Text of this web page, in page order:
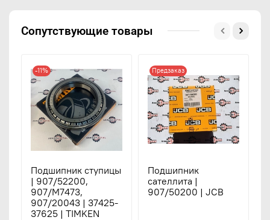
Сопутствующие товары
-11%
Подшипник ступицы
| 907/52200,
907/M7473,
907/20043 | 37425-
37625 | TIMKEN
Предзаказ
Подшипник
сателлита |
907/50200 | JCB